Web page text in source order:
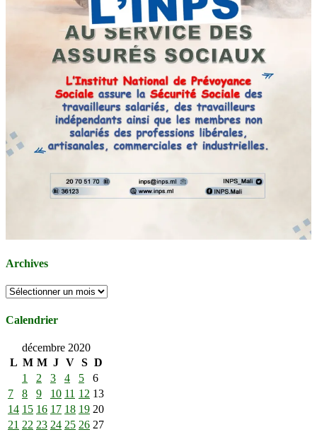
Archives
Archives
Calendrier
décembre 2020
L M M J V S D
1
2 3 4 5
6
7
8 9 10 11 12 13
14 15 16 17 18 19 20
21 22 23 24 25 26 27